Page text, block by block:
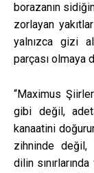
borazanın
zorlayan
yalnızca gizi
parçası olmaya
“Maximus
gibi değil,
kanaatini
zihninde değil,
dilin